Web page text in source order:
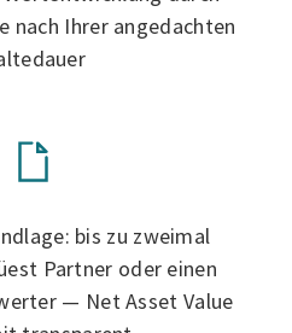
nach Ihrer angedachten
bis zu zweimal
Partner oder einen
— Net Asset Value